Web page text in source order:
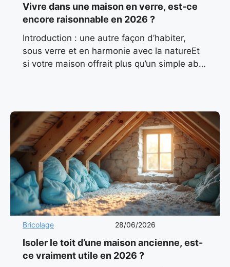
Vivre dans une maison en verre, est-ce
encore raisonnable en 2026 ?
Introduction : une autre façon d’habiter,
sous verre et en harmonie avec la natureEt
si votre maison offrait plus qu’un simple abri
Bricolage 28/06/2026
Isoler le toit d’une maison ancienne, est-
ce vraiment utile en 2026 ?